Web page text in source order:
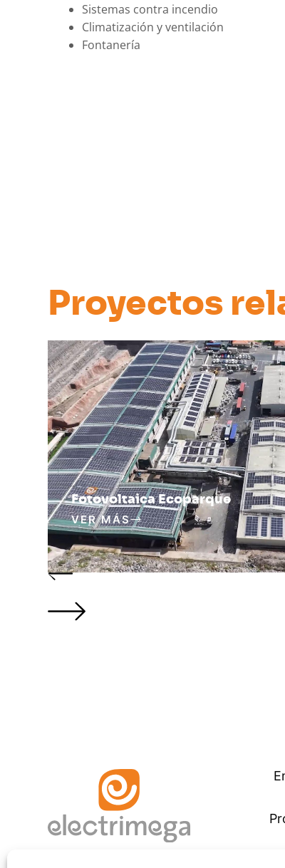
Sistemas contra incendio
Climatización y ventilación
Fontanería
Proyectos
Fotovoltaica Ecoparque
VER MÁS
Previous
Next